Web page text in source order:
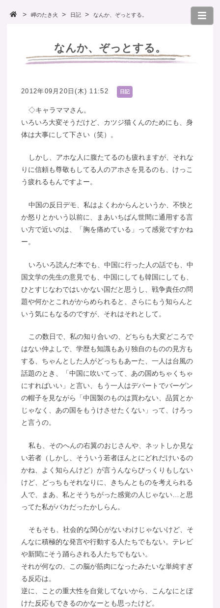
岬のたき火 日記 なんか、ぞっとする。
なんか、ぞっとする。
2012年09月20日(木) 11:52 日記
◇キャラママさん。
いろいろ大変そうだけど、カツジ猫くんのためにも、身
体は大事にして下さい（笑）。
しかし、アホな人に腹たてるのも疲れますが、それな
りに信頼も尊敬もしてる人のアホさを見るのも、けっこ
う疲れるもんですよー。
中国の反日デモ、私はよくわからんというか、不快と
か怒りとかいう以前に、まあいちばん世間に通用する言
い方で近いのは、「胸を痛めている」って感覚ですかね
ー。
いろいろ読んだ本でも、中国に行った人の話でも、中
国文学の先生の意見でも、中国にしても韓国にしても、
ひとすじなわではいかない国だと思うし、戦争責任の問
題や何かとこれがからめられると、さらにもう知らんと
いう気にもなるのですが、それはそれとして。
この数日で、私の知り合いの、どちらも大変どころで
はない仲よしで、学歴も知識もあり独自のものの見方も
する、ちゃんとした人がどっちもあーた、一人は台風の
話題のとき、「中国に吹いてって、あの国めちゃくちゃ
にすればいい」と言い、もう一人はデパートでバーゲン
の帽子を見ながら「中国製のものは買わない、品質とか
じゃなく、あの国をもうけさせたくない」って、けろっ
と言うの。
私も、そのへんの右翼のおじさんや、ネットしか見な
い若者（しかし、そういう若者ほんとにどれだけいるの
かね、よく知らんけど）が言うんならびっくりもしない
けど、どっちもそれなりに、きちんとものを考えられる
人で、まあ、私とそうちがった感覚の人じゃない…と思
ってた私がバカだったかしらん。
そもそも、社会的な関心がないわけじゃないけど、そ
んなに積極的な発言や行動する人たちでもない。テレビ
や新聞にそう踊らされる人たちでもない。
それが何なの、この脳が筋肉になったみたいな単純すぎ
る反応は。
逆に、ことの重大性を自覚してないから、こんなにとぼ
けた反応もできるのかなーとも思ったけど。